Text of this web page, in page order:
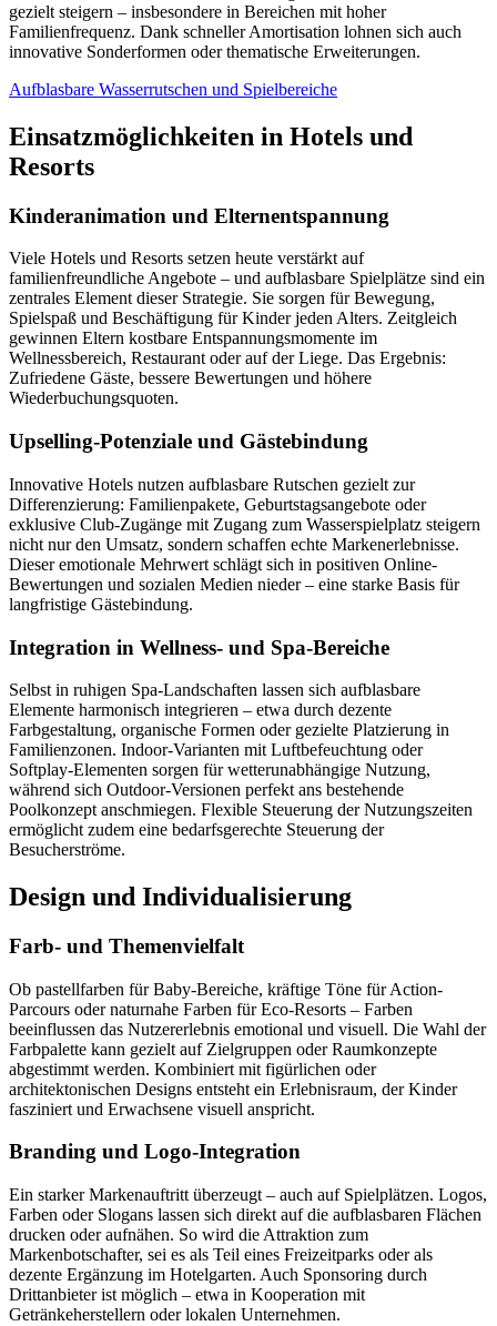
gezielt steigern – insbesondere in Bereichen mit hoher
Familienfrequenz. Dank schneller Amortisation lohnen sich auch
innovative Sonderformen oder thematische Erweiterungen.
Aufblasbare Wasserrutschen und Spielbereiche
Einsatzmöglichkeiten in Hotels und
Resorts
Kinderanimation und Elternentspannung
Viele Hotels und Resorts setzen heute verstärkt auf
familienfreundliche Angebote – und aufblasbare Spielplätze sind ein
zentrales Element dieser Strategie. Sie sorgen für Bewegung,
Spielspaß und Beschäftigung für Kinder jeden Alters. Zeitgleich
gewinnen Eltern kostbare Entspannungsmomente im
Wellnessbereich, Restaurant oder auf der Liege. Das Ergebnis:
Zufriedene Gäste, bessere Bewertungen und höhere
Wiederbuchungsquoten.
Upselling-Potenziale und Gästebindung
Innovative Hotels nutzen aufblasbare Rutschen gezielt zur
Differenzierung: Familienpakete, Geburtstagsangebote oder
exklusive Club-Zugänge mit Zugang zum Wasserspielplatz steigern
nicht nur den Umsatz, sondern schaffen echte Markenerlebnisse.
Dieser emotionale Mehrwert schlägt sich in positiven Online-
Bewertungen und sozialen Medien nieder – eine starke Basis für
langfristige Gästebindung.
Integration in Wellness- und Spa-Bereiche
Selbst in ruhigen Spa-Landschaften lassen sich aufblasbare
Elemente harmonisch integrieren – etwa durch dezente
Farbgestaltung, organische Formen oder gezielte Platzierung in
Familienzonen. Indoor-Varianten mit Luftbefeuchtung oder
Softplay-Elementen sorgen für wetterunabhängige Nutzung,
während sich Outdoor-Versionen perfekt ans bestehende
Poolkonzept anschmiegen. Flexible Steuerung der Nutzungszeiten
ermöglicht zudem eine bedarfsgerechte Steuerung der
Besucherströme.
Design und Individualisierung
Farb- und Themenvielfalt
Ob pastellfarben für Baby-Bereiche, kräftige Töne für Action-
Parcours oder naturnahe Farben für Eco-Resorts – Farben
beeinflussen das Nutzererlebnis emotional und visuell. Die Wahl der
Farbpalette kann gezielt auf Zielgruppen oder Raumkonzepte
abgestimmt werden. Kombiniert mit figürlichen oder
architektonischen Designs entsteht ein Erlebnisraum, der Kinder
fasziniert und Erwachsene visuell anspricht.
Branding und Logo-Integration
Ein starker Markenauftritt überzeugt – auch auf Spielplätzen. Logos,
Farben oder Slogans lassen sich direkt auf die aufblasbaren Flächen
drucken oder aufnähen. So wird die Attraktion zum
Markenbotschafter, sei es als Teil eines Freizeitparks oder als
dezente Ergänzung im Hotelgarten. Auch Sponsoring durch
Drittanbieter ist möglich – etwa in Kooperation mit
Getränkeherstellern oder lokalen Unternehmen.